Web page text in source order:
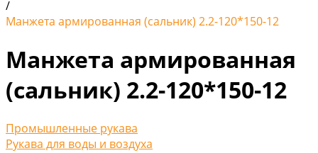
/
Манжета армированная (сальник) 2.2-120*150-12
Манжета армированная
(сальник) 2.2-120*150-12
Промышленные рукава
Рукава для воды и воздуха